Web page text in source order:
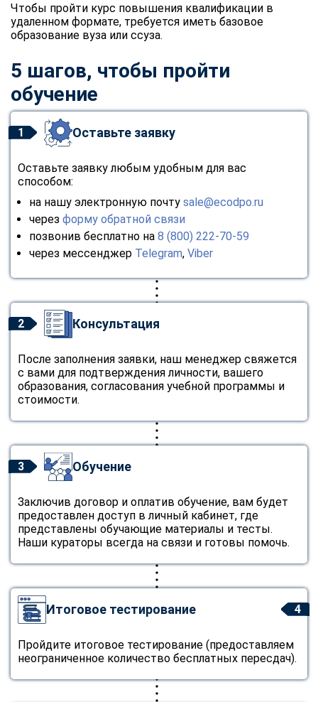
Чтобы пройти курс повышения квалификации в
удаленном формате, требуется иметь базовое
образование вуза или ссуза.
5 шагов, чтобы пройти
обучение
1 Оставьте заявку
Оставьте заявку любым удобным для вас
способом:
на нашу электронную почту sale@ecodpo.ru
через форму обратной связи
позвонив бесплатно на 8 (800) 222-70-59
через мессенджер Telegram, Viber
2 Консультация
После заполнения заявки, наш менеджер свяжется
с вами для подтверждения личности, вашего
образования, согласования учебной программы и
стоимости.
3 Обучение
Заключив договор и оплатив обучение, вам будет
предоставлен доступ в личный кабинет, где
представлены обучающие материалы и тесты.
Наши кураторы всегда на связи и готовы помочь.
4
Итоговое тестирование
Пройдите итоговое тестирование (предоставляем
неограниченное количество бесплатных пересдач).